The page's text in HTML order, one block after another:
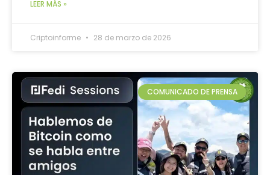
LEER MÁS »
Criptoinforme 28 de marzo de 2026
COMUNICADO DE PRENSA